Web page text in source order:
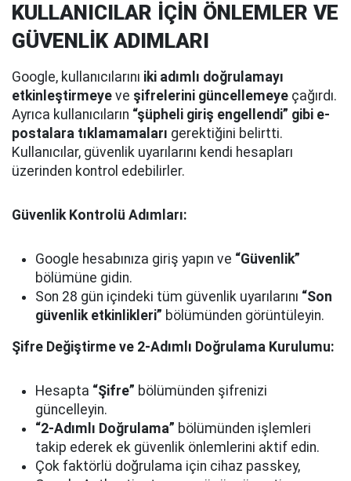
KULLANICILAR İÇİN ÖNLEMLER VE
GÜVENLİK ADIMLARI
Google, kullanıcılarını iki adımlı doğrulamayı
etkinleştirmeye ve şifrelerini güncellemeye çağırdı.
Ayrıca kullanıcıların “şüpheli giriş engellendi” gibi e-
postalara tıklamamaları gerektiğini belirtti.
Kullanıcılar, güvenlik uyarılarını kendi hesapları
üzerinden kontrol edebilirler.
Güvenlik Kontrolü Adımları:
Google hesabınıza giriş yapın ve “Güvenlik”
bölümüne gidin.
Son 28 gün içindeki tüm güvenlik uyarılarını “Son
güvenlik etkinlikleri” bölümünden görüntüleyin.
Şifre Değiştirme ve 2-Adımlı Doğrulama Kurulumu:
Hesapta “Şifre” bölümünden şifrenizi
güncelleyin.
“2-Adımlı Doğrulama” bölümünden işlemleri
takip ederek ek güvenlik önlemlerini aktif edin.
Çok faktörlü doğrulama için cihaz passkey,